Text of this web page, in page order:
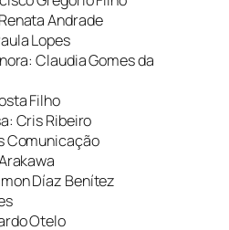
Andrade
Lopes
Claudia Gomes da
Filho
Cris Ribeiro
Comunicação
Díaz Benítez
Otelo